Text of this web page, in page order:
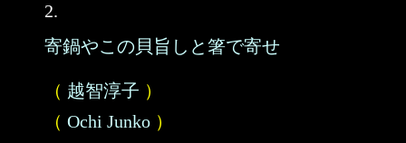
2.
寄鍋やこの貝旨しと箸で寄せ
（ 越智淳子 ）
（ Ochi Junko ）